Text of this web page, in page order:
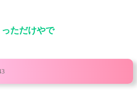
ただけやで